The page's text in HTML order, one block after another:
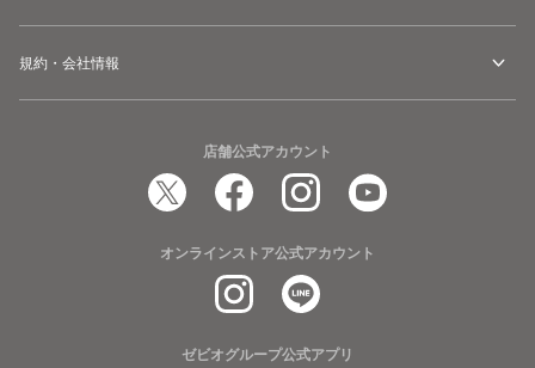
規約・会社情報
店舗公式アカウント
オンラインストア公式アカウント
ゼビオグループ公式アプリ